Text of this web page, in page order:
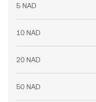
5 NAD
10 NAD
20 NAD
50 NAD